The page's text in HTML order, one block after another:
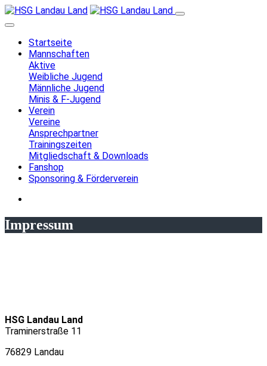
Startseite
Mannschaften
Aktive
Weibliche Jugend
Männliche Jugend
Minis & F-Jugend
Verein
Vereine
Ansprechpartner
Trainingszeiten
Mitgliedschaft & Downloads
Fanshop
Sponsoring & Förderverein
Impressum
HSG Landau Land
Traminerstraße 11
76829 Landau